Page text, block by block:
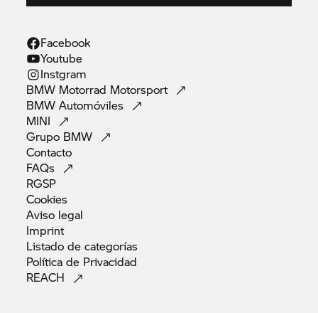
Facebook
Youtube
Instgram
BMW Motorrad Motorsport
BMWAutomóviles
MINI
Grupo BMW
Contacto
FAQs
RGSP
Cookies
Aviso legal
Imprint
Listado decategorías
Política de Privacidad
REACH